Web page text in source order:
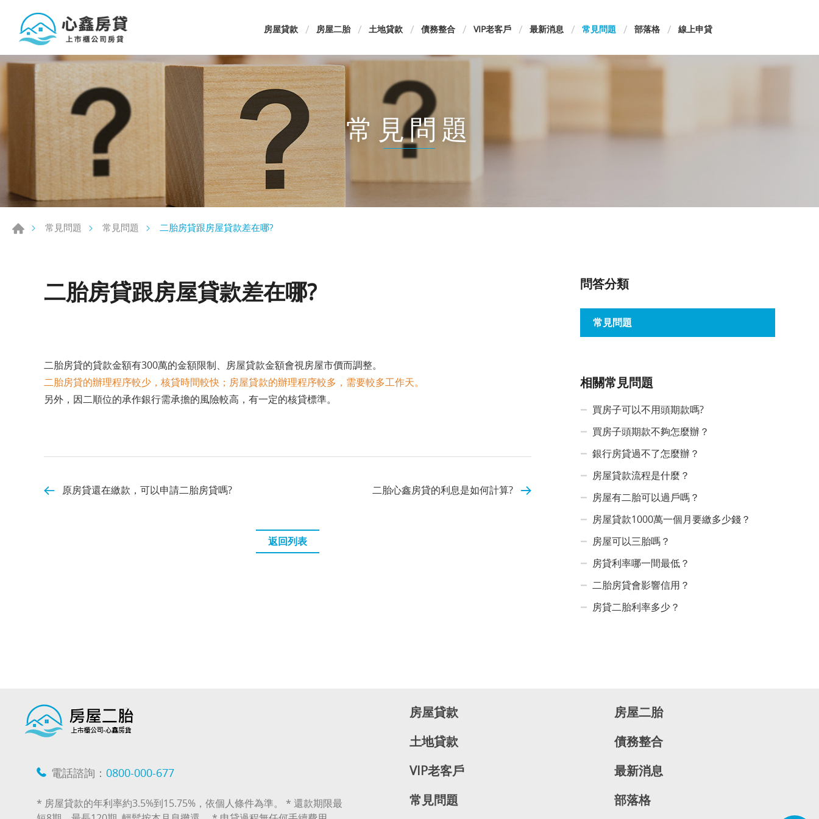
房屋貸款 房屋二胎 土地貸款 債務整合 VIP老客戶 最新消息 常見問題 部落格 線上申貸
常見問題
常見問題 常見問題 二胎房貸跟房屋貸款差在哪?
二胎房貸跟房屋貸款差在哪?
二胎房貸的貸款金額有300萬的金額限制、房屋貸款金額會視房屋市價而調整。
二胎房貸的辦理程序較少，核貸時間較快；房屋貸款的辦理程序較多，需要較多工作天。
另外，因二順位的承作銀行需承擔的風險較高，有一定的核貸標準。
原房貸還在繳款，可以申請二胎房貸嗎? 二胎心鑫房貸的利息是如何計算?
返回列表
問答分類
常見問題
相關常見問題
買房子可以不用頭期款嗎?
買房子頭期款不夠怎麼辦？
銀行房貸過不了怎麼辦？
房屋貸款流程是什麼？
房屋有二胎可以過戶嗎？
房屋貸款1000萬一個月要繳多少錢？
房屋可以三胎嗎？
房貸利率哪一間最低？
二胎房貸會影響信用？
房貸二胎利率多少？
房屋貸款
房屋二胎
土地貸款
債務整合
VIP老客戶
最新消息
常見問題
部落格
電話諮詢： 0800-000-677
* 房屋貸款的年利率約3.5%到15.75%，依個人條件為準。 * 還款期限最